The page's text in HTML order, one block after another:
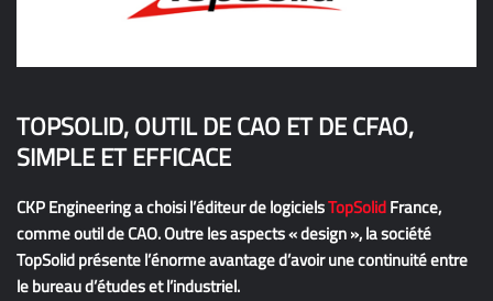
TOPSOLID, OUTIL DE CAO ET DE CFAO,
SIMPLE ET EFFICACE
CKP Engineering a choisi l’éditeur de logicielsTopSolidFrance,
comme outil de CAO. Outre les aspects « design », la société
TopSolid présente l’énorme avantage d’avoir une continuité entre
le bureau d’études et l’industriel.